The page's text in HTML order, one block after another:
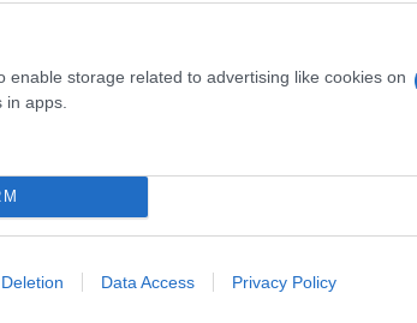
enable storage related to advertising like cookies on
apps.
Data Access Privacy Policy
2025 ο μέσος μισθός πλήρους
το 2019. Παράλληλα, σχεδόν δύο
περίπου ενός στους δύο πριν
να διαδραματίσουν οι